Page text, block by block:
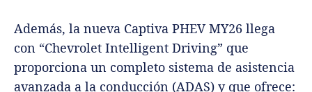
Además, la nueva Captiva PHEV MY26 llega
con “Chevrolet Intelligent Driving” que
proporciona un completo sistema de asistencia
avanzada a la conducción (ADAS) y que ofrece: